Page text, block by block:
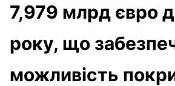
7,979 млрд євро
року, що
можливість